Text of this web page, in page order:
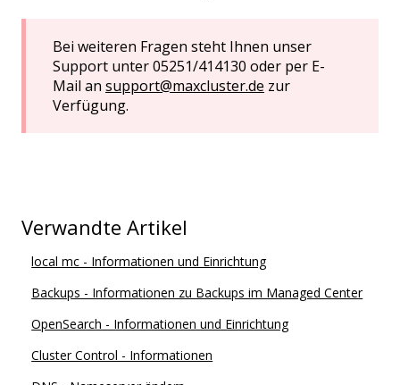
Bei weiteren Fragen steht Ihnen unser
Support unter 05251/414130 oder per E-
Mail an support@maxcluster.de zur
Verfügung.
Verwandte Artikel
local mc - Informationen und Einrichtung
Backups - Informationen zu Backups im Managed Center
OpenSearch - Informationen und Einrichtung
Cluster Control - Informationen